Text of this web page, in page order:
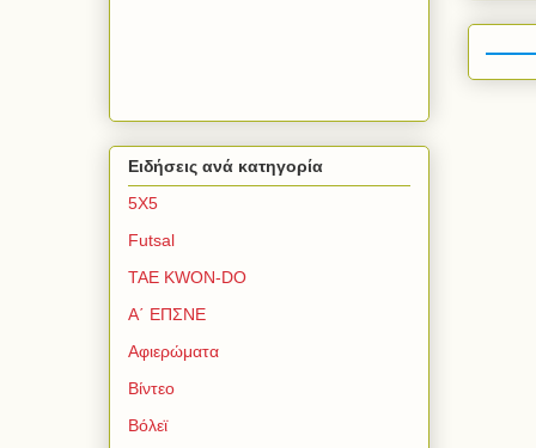
Ειδήσεις ανά κατηγορία
5Χ5
Futsal
TAE KWON-DO
Α΄ ΕΠΣΝΕ
Αφιερώματα
Βίντεο
Βόλεϊ